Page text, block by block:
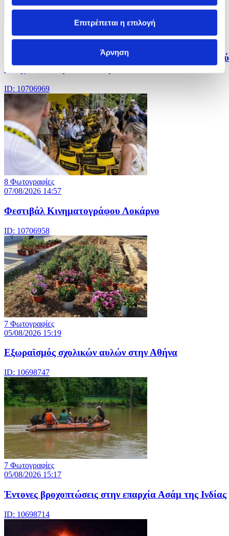
Επιτρέπεται η επιλογή
Άρνηση
07/08/2026 15:00
Nεκροί και τραυματίες σε επεισόδιο με
σε σχολείο στην Ταϊλάνδη
ID: 10706969
8 Φωτογραφίες
07/08/2026 14:57
Φεστιβάλ Κινηματογράφου Λοκάρνο
ID: 10706958
7 Φωτογραφίες
05/08/2026 15:19
Εξωραϊσμός σχολικών αυλών στην Αθήνα
ID: 10698747
7 Φωτογραφίες
05/08/2026 15:17
Έντονες βροχοπτώσεις στην επαρχία Ασάμ της Ινδίας
ID: 10698714